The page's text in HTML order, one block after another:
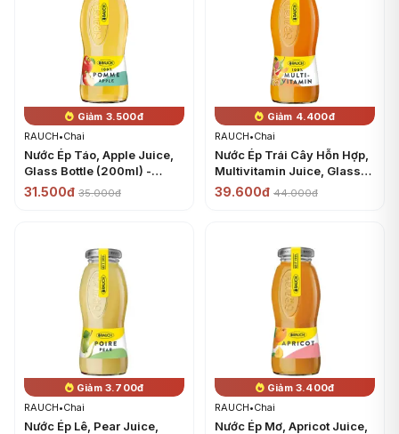
Giảm 3.500đ
RAUCH•Chai
Nước Ép Táo, Apple Juice,
Glass Bottle (200ml) -
RAUCH
31.500đ 35.000đ
Giảm 4.400đ
RAUCH•Chai
Nước Ép Trái Cây Hỗn Hợp,
Multivitamin Juice, Glass
Bottle (200ml) - RAUCH
39.600đ 44.000đ
Giảm 3.700đ
RAUCH•Chai
Nước Ép Lê, Pear Juice,
Giảm 3.400đ
RAUCH•Chai
Nước Ép Mơ, Apricot Juice,